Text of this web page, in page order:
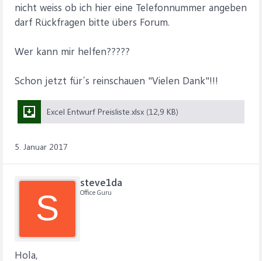
nicht weiss ob ich hier eine Telefonnummer angeben
darf Rückfragen bitte übers Forum.
Wer kann mir helfen?????
Schon jetzt für´s reinschauen "Vielen Dank"!!!
Excel Entwurf Preisliste.xlsx (12,9 KB)
5. Januar 2017
S
steve1da
Office Guru
Hola,